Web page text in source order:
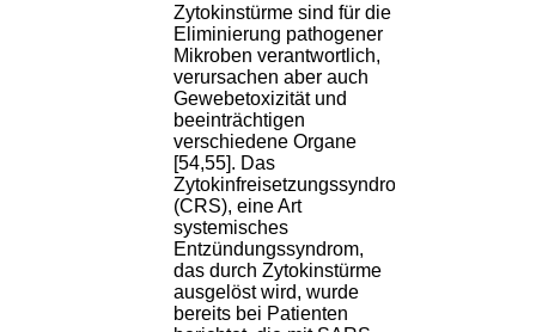
Zytokinstürme sind für die
Eliminierung pathogener
Mikroben verantwortlich,
verursachen aber auch
Gewebetoxizität und
beeinträchtigen
verschiedene Organe
[54,55]. Das
Zytokinfreisetzungssyndrom
(CRS), eine Art
systemisches
Entzündungssyndrom,
das durch Zytokinstürme
ausgelöst wird, wurde
bereits bei Patienten